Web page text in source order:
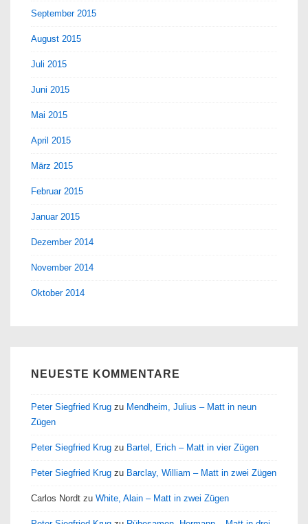
September 2015
August 2015
Juli 2015
Juni 2015
Mai 2015
April 2015
März 2015
Februar 2015
Januar 2015
Dezember 2014
November 2014
Oktober 2014
NEUESTE KOMMENTARE
Peter Siegfried Krug zu Mendheim, Julius – Matt in neun
Zügen
Peter Siegfried Krug zu Bartel, Erich – Matt in vier Zügen
Peter Siegfried Krug zu Barclay, William – Matt in zwei Zügen
Carlos Nordt zu White, Alain – Matt in zwei Zügen